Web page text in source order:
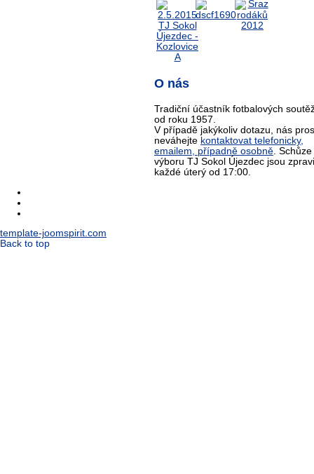
O nás
Tradiční účastník fotbalových
od roku 1957.
V případě jakýkoliv dotazu, nás
neváhejte kontaktovat telefonicky,
emailem, případně osobně. Schůze
výboru TJ Sokol Újezdec jsou
každé úterý od 17:00.
template-joomspirit.com
Back to top